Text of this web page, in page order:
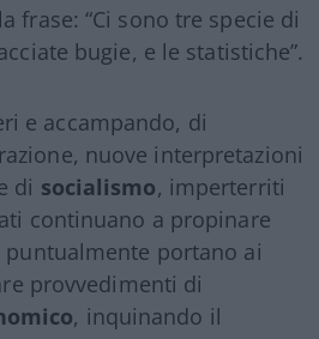
frase: “Ci sono tre specie di
bugie, e le statistiche”.
e accampando, di
nuove interpretazioni
di socialismo, imperterriti
continuano a propinare
portano ai
provvedimenti di
, inquinando il